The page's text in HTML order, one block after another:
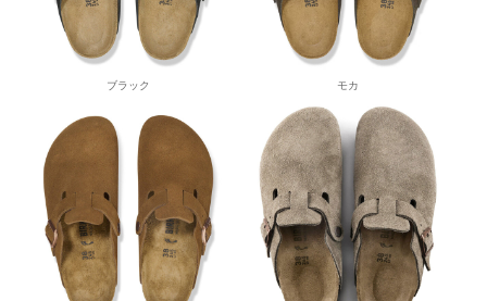
ブラック モカ